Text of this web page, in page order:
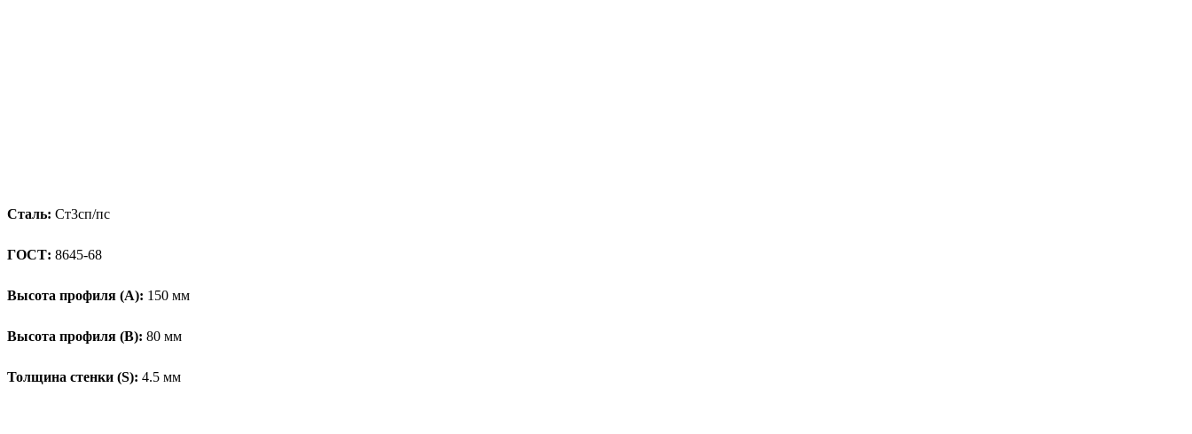
Сталь: Ст3сп/пс
ГОСТ: 8645-68
Высота профиля (А): 150 мм
Высота профиля (B): 80 мм
Толщина стенки (S): 4.5 мм